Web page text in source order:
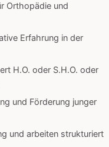
Orthopädie und
Erfahrung in der
H.O. oder S.H.O. oder
und Förderung junger
und arbeiten strukturiert